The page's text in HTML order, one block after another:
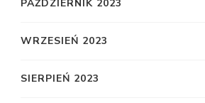
PAŹDZIERNIK 2023
WRZESIEŃ 2023
SIERPIEŃ 2023